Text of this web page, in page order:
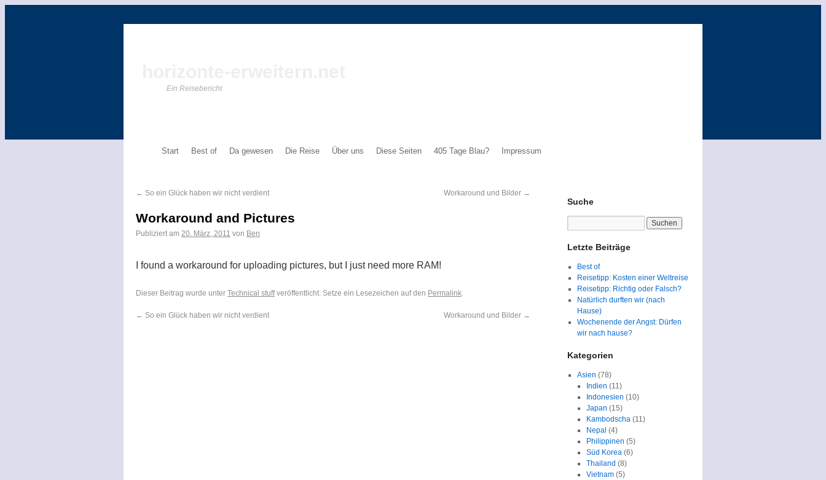
Ein Reisebericht
Start Best of Da gewesen Die Reise Über uns Diese Seiten 405 Tage Blau? Impressum
← So ein Glück haben wir nicht verdient Workaround und Bilder →
Workaround and Pictures
Publiziert am 20. März, 2011 von Ben
I found a workaround for uploading pictures, but I just need more RAM!
Dieser Beitrag wurde unter Technical stuffveröffentlicht. Setze ein Lesezeichen auf den Permalink.
← So ein Glück haben wir nicht verdient Workaround und Bilder →
Suche
Letzte Beiträge
Best of
Reisetipp: Kosten einer Weltreise
Reisetipp: Richtig oder Falsch?
Natürlich durften wir (nach
Hause)
Wochenende der Angst: Dürfen
wir nach hause?
Kategorien
Asien (78)
Indien (11)
Indonesien (10)
Japan (15)
Kambodscha (11)
Nepal (4)
Philippinen (5)
Süd Korea (6)
Thailand (8)
Vietnam (5)